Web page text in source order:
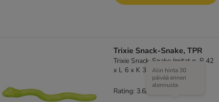
Trixie Snack-Snake, TPR
Trixie Snack-Snake (mitat n. P 42
x L 6 x K 3 cm)Alin hinta 30
päivää ennen
alennusta
Rating: 3.6/5